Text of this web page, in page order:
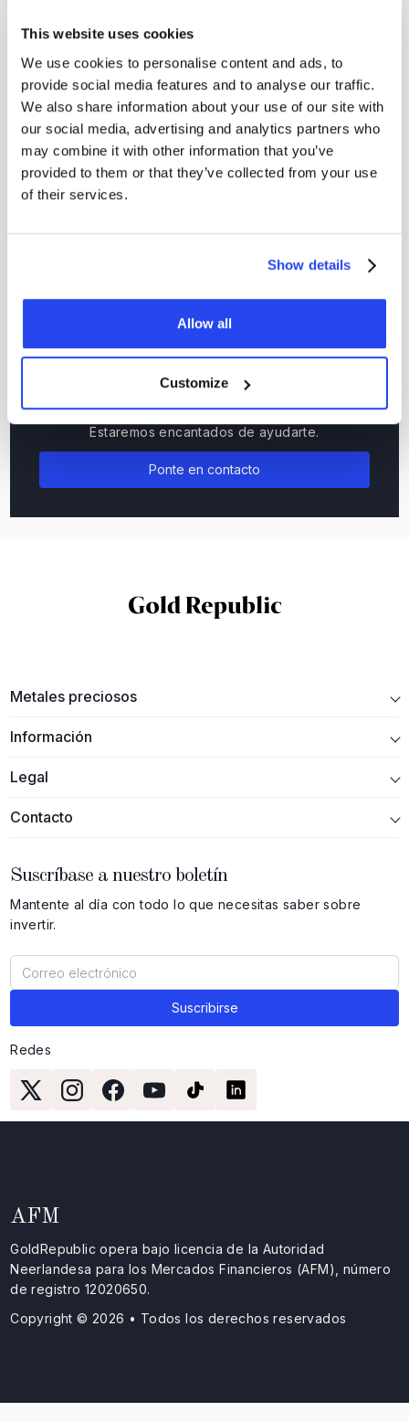
This website uses cookies
We use cookies to personalise content and ads, to
provide social media features and to analyse our traffic.
We also share information about your use of our site with
our social media, advertising and analytics partners who
may combine it with other information that you’ve
provided to them or that they’ve collected from your use
of their services.
Show details
Allow all
Customize
Sí, todos los metales preciosos almacenados en las
bóvedas de GoldRepublic están completamente asegurados
contra robo y daños. El seguro está incluido en los costes
de almacenamiento.
¿Dónde se almacenan mis metales preciosos?
Sus metales preciosos se almacenan de forma segura en
¿Todavía tienes preguntas?
Estaremos encantados de ayudarte.
Ponte en contacto
Metales preciosos
Información
Legal
Contacto
Suscríbase a nuestro boletín
Mantente al día con todo lo que necesitas saber sobre
invertir.
Redes
AFM
GoldRepublic opera bajo licencia de la Autoridad
Neerlandesa para los Mercados Financieros (AFM), número
de registro 12020650.
Copyright © 2026 • Todos los derechos reservados